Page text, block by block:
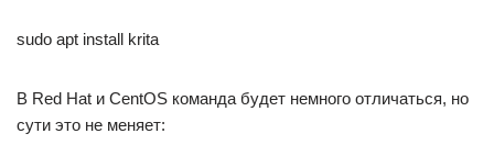
sudo apt install krita
В Red Hat и CentOS команда будет немного отличаться, но
сути это не меняет: